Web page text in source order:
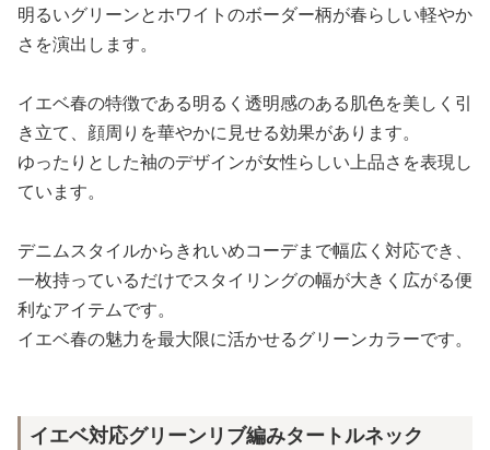
明るいグリーンとホワイトのボーダー柄が春らしい軽やか
さを演出します。
イエベ春の特徴である明るく透明感のある肌色を美しく引
き立て、顔周りを華やかに見せる効果があります。
ゆったりとした袖のデザインが女性らしい上品さを表現し
ています。
デニムスタイルからきれいめコーデまで幅広く対応でき、
一枚持っているだけでスタイリングの幅が大きく広がる便
利なアイテムです。
イエベ春の魅力を最大限に活かせるグリーンカラーです。
イエベ対応グリーンリブ編みタートルネック